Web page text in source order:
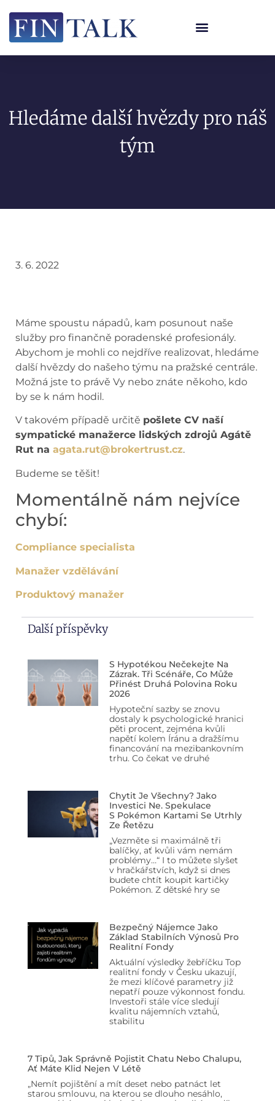
Hledáme další hvězdy pro náš
tým
3. 6. 2022
Máme spoustu nápadů, kam posunout naše
služby pro finančně poradenské profesionály.
Abychom je mohli co nejdříve realizovat, hledáme
další hvězdy do našeho týmu na pražské centrále.
Možná jste to právě Vy nebo znáte někoho, kdo
by se k nám hodil.
V takovém případě určitě pošlete CV naší
sympatické manažerce lidských zdrojů Agátě
Rut na agata.rut@brokertrust.cz.
Budeme se těšit!
Momentálně nám nejvíce
chybí:
Compliance specialista
Manažer vzdělávání
Produktový manažer
Další příspěvky
S Hypotékou Nečekejte Na
Zázrak. Tři Scénáře, Co Může
Přinést Druhá Polovina Roku
2026
Hypoteční sazby se znovu
dostaly k psychologické hranici
pěti procent, zejména kvůli
napětí kolem Íránu a dražšímu
financování na mezibankovním
trhu. Co čekat ve druhé
Chytit Je Všechny? Jako
Investici Ne. Spekulace
S Pokémon Kartami Se Utrhly
Ze Řetězu
„Vezměte si maximálně tři
balíčky, ať kvůli vám nemám
problémy…“ I to můžete slyšet
v hračkářstvích, když si dnes
budete chtít koupit kartičky
Pokémon. Z dětské hry se
Bezpečný Nájemce Jako
Základ Stabilních Výnosů Pro
Realitní Fondy
Aktuální výsledky žebříčku Top
realitní fondy v Česku ukazují,
že mezi klíčové parametry již
nepatří pouze výkonnost fondu.
Investoři stále více sledují
kvalitu nájemních vztahů,
stabilitu
7 Tipů, Jak Správně Pojistit Chatu Nebo Chalupu,
Ať Máte Klid Nejen V Létě
„Nemít pojištění a mít deset nebo patnáct let
starou smlouvu, na kterou se dlouho nesáhlo,